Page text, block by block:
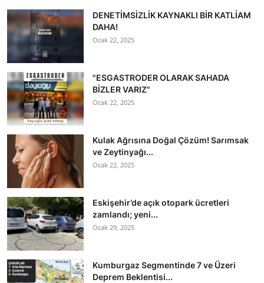
DENETİMSİZLİK KAYNAKLI BİR KATLİAM
DAHA!
Ocak 22, 2025
"ESGASTRODER OLARAK SAHADA
BİZLER VARIZ"
Ocak 22, 2025
Kulak Ağrısına Doğal Çözüm! Sarımsak
ve Zeytinyağı...
Ocak 22, 2025
Eskişehir’de açık otopark ücretleri
zamlandı; yeni...
Ocak 29, 2025
Kumburgaz Segmentinde 7 ve Üzeri
Deprem Beklentisi...